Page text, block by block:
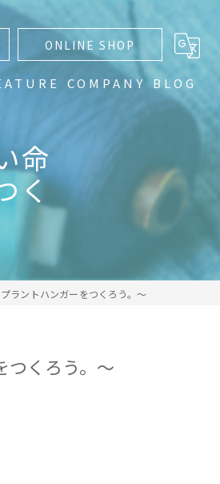
ONLINE SHOP
み物
ラデーション
COMPANY BLOG
命
く
ラントハンガーをつくろう。～
くろう。～